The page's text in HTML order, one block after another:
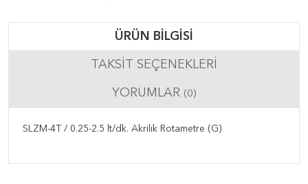
ÜRÜN BILGISI
TAKSIT SEÇENEKLERI
YORUMLAR (0)
SLZM-4T / 0.25-2.5 lt/dk. Akrilik Rotametre (G)